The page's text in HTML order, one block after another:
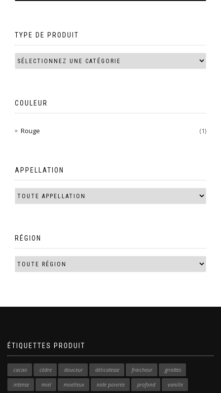
TYPE DE PRODUIT
COULEUR
Rouge (1)
APPELLATION
RÉGION
ÉTIQUETTES PRODUIT
cacao cèdre douceur délicatesse fraicheur griottes
intense miel moelleux note poivrée profond vanille